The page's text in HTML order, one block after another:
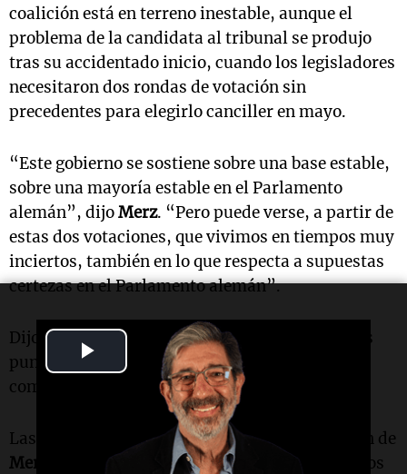
Video
coalición está en terreno inestable, aunque el
problema de la candidata al tribunal se produjo
tras su accidentado inicio, cuando los legisladores
necesitaron dos rondas de votación sin
precedentes para elegirlo canciller en mayo.
“Este gobierno se sostiene sobre una base estable,
sobre una mayoría estable en el Parlamento
alemán”, dijoMerz. “Pero puede verse, a partir de
estas dos votaciones, que vivimos en tiempos muy
inciertos, también en lo que respecta a supuestas
certezas en el Parlamento alemán”.
Dijo que “sabemos cuál es nuestro trabajo, y los
puntos altos y los éxitos son parte de ello, así
como los contratiempos ocasionales”.
Las encuestas recientes indican que la coalición de
Merz
tiene trabajo por hacer para convencer a los